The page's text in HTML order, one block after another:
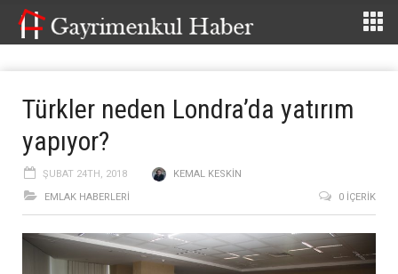
Türkler neden Londra’da yatırım
yapıyor?
ŞUBAT 24TH, 2018
KEMAL KESKIN
EMLAK HABERLERI
0 İÇERIK